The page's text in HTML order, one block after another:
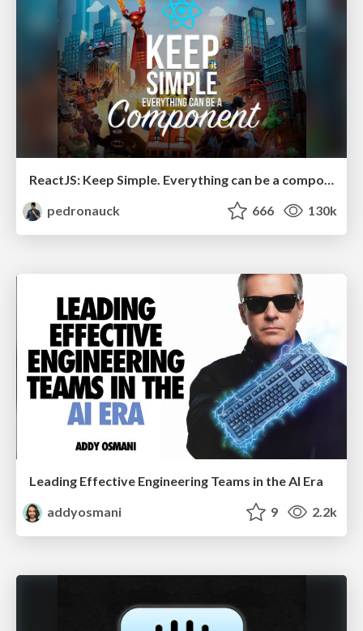
ReactJS: Keep Simple. Everything can be a component!
pedronauck
666 130k
Leading Effective Engineering Teams in the AI Era
addyosmani
9 2.2k